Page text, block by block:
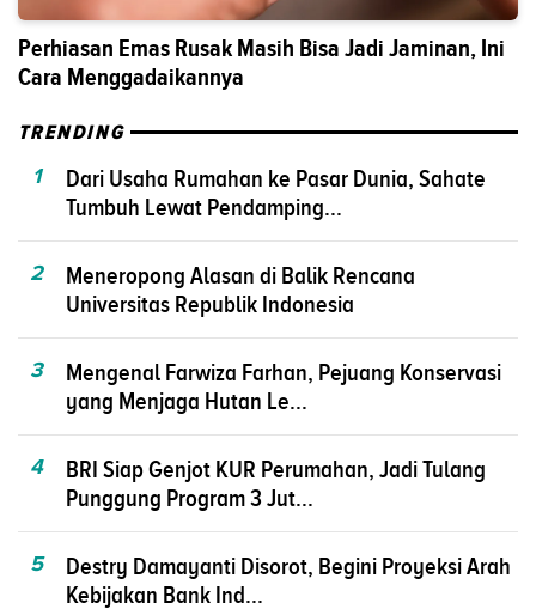
Perhiasan Emas Rusak Masih Bisa Jadi Jaminan, Ini
Cara Menggadaikannya
TRENDING
1
Dari Usaha Rumahan ke Pasar Dunia, Sahate
Tumbuh Lewat Pendamping...
2
Meneropong Alasan di Balik Rencana
Universitas Republik Indonesia
3
Mengenal Farwiza Farhan, Pejuang Konservasi
yang Menjaga Hutan Le...
4
BRI Siap Genjot KUR Perumahan, Jadi Tulang
Punggung Program 3 Jut...
5
Destry Damayanti Disorot, Begini Proyeksi Arah
Kebijakan Bank Ind...